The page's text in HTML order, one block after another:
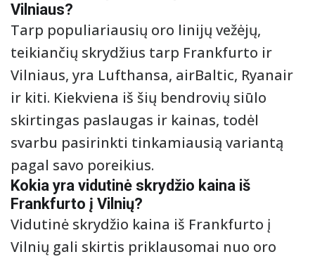
Vilniaus?
Tarp populiariausių oro linijų vežėjų,
teikiančių skrydžius tarp Frankfurto ir
Vilniaus, yra Lufthansa, airBaltic, Ryanair
ir kiti. Kiekviena iš šių bendrovių siūlo
skirtingas paslaugas ir kainas, todėl
svarbu pasirinkti tinkamiausią variantą
pagal savo poreikius.
Kokia yra vidutinė skrydžio kaina iš
Frankfurto į Vilnių?
Vidutinė skrydžio kaina iš Frankfurto į
Vilnių gali skirtis priklausomai nuo oro